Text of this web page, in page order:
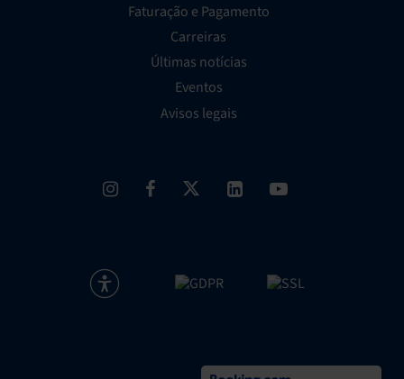
Faturação e Pagamento
Carreiras
Últimas notícias
Eventos
Avisos legais